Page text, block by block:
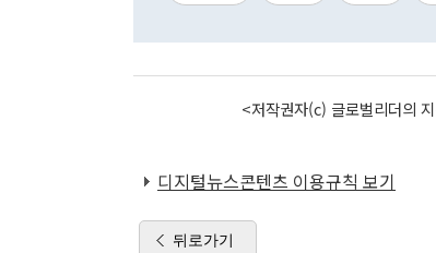
<저작권자(c) 글로벌리더의
디지털뉴스콘텐츠 이용규칙 보기
뒤로가기